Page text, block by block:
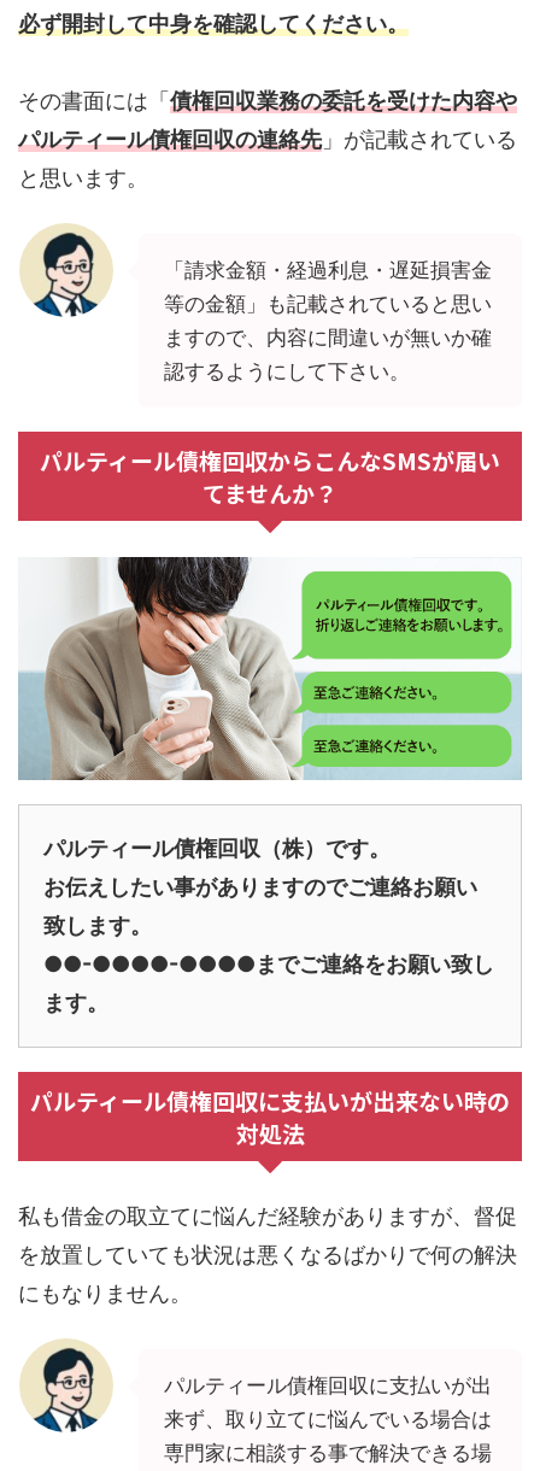
必ず開封して中身を確認してください。
その書面には「 債権回収業務の委託を受けた内容や
パルティール債権回収の連絡先」が記載されている
と思います。
「請求金額・経過利息・遅延損害金
等の金額」も記載されていると思い
ますので、内容に間違いが無いか確
認するようにして下さい。
パルティール債権回収からこんなSMSが届い
てませんか？
パルティール債権回収（株）です。
お伝えしたい事がありますのでご連絡お願い
致します。
●●-●●●●-●●●●までご連絡をお願い致し
ます。
パルティール債権回収に支払いが出来ない時の
対処法
私も借金の取立てに悩んだ経験がありますが、督促
を放置していても状況は悪くなるばかりで何の解決
にもなりません。
パルティール債権回収に支払いが出
来ず、取り立てに悩んでいる場合は
専門家に相談する事で解決できる場